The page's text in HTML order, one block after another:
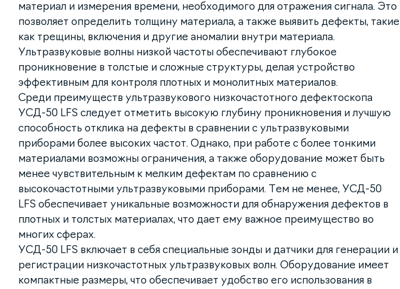
материал и измерения времени, необходимого для отражения сигнала. Это
позволяет определить толщину материала, а также выявить дефекты, такие
как трещины, включения и другие аномалии внутри материала.
Ультразвуковые волны низкой частоты обеспечивают глубокое
проникновение в толстые и сложные структуры, делая устройство
эффективным для контроля плотных и монолитных материалов.
Среди преимуществ ультразвукового низкочастотного дефектоскопа
УСД-50 LFS следует отметить высокую глубину проникновения и лучшую
способность отклика на дефекты в сравнении с ультразвуковыми
приборами более высоких частот. Однако, при работе с более тонкими
материалами возможны ограничения, а также оборудование может быть
менее чувствительным к мелким дефектам по сравнению с
высокочастотными ультразвуковыми приборами. Тем не менее, УСД-50
LFS обеспечивает уникальные возможности для обнаружения дефектов в
плотных и толстых материалах, что дает ему важное преимущество во
многих сферах.
УСД-50 LFS включает в себя специальные зонды и датчики для генерации и
регистрации низкочастотных ультразвуковых волн. Оборудование имеет
компактные размеры, что обеспечивает удобство его использования в